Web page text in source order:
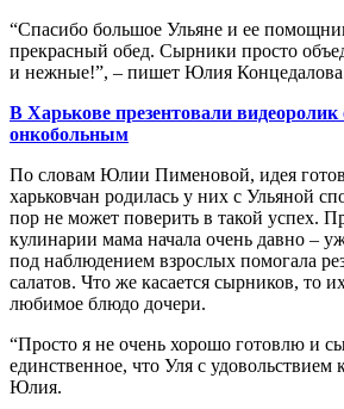
“Спасибо большое Ульяне и ее
прекрасный обед. Сырники просто
и нежные!”, – пишет Юлия
В Харькове презентовали
онкобольным
По словам Юлии Пименовой, идея
харьковчан родилась у них с Ульяной
пор не может поверить в такой успех.
кулинарии мама начала очень давно –
под наблюдением взрослых помогала
салатов. Что же касается сырников, то
любимое блюдо дочери.
“Просто я не очень хорошо готовлю и
единственное, что Уля с удовольствием
Юлия.